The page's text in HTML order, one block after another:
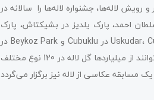
لاله‌ها، جشنواره لاله‌ها را سالانه در
احمد، پارک یلدیز در بشیکتاش، پارک
امیرگان در امیرگان در سمت اروپایی و Pasa Grove و Camlica Hill در Uskudar، Cubuklu Hidiv Grove در Cubuklu و Beykoz Park در
Beykoz در سمت آسیایی برگزار می‌کنند. این یک جشنواره رایگان است و بازدیدکنندگان می‌توانند از میلیاردها گل لاله در 120 نوع مختلف
مسابقه عکاسی از لاله نیز برگزار می‌گردد